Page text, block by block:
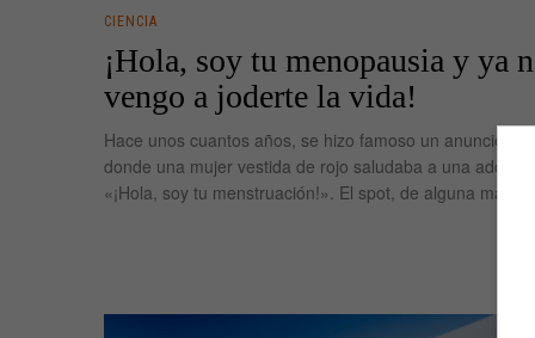
CIENCIA
¡Hola, soy tu menopausia y ya
vengo a joderte la vida!
Hace unos cuantos años, se hizo famoso un anuncio de
donde una mujer vestida de rojo saludaba a una
«¡Hola, soy tu menstruación!». El spot, de alguna manera,